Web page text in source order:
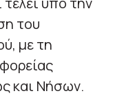
του
με τη
και Νήσων.